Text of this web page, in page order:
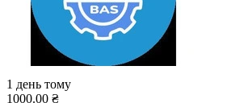
1 день тому
1000.00 ₴